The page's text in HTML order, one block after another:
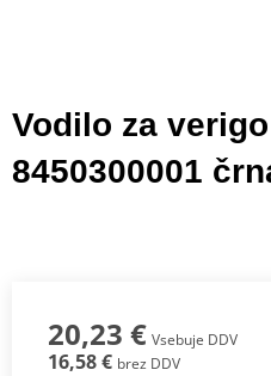
Vodilo za
8450300001
20,23 € Vsebuje DDV
16,58 € brez DDV